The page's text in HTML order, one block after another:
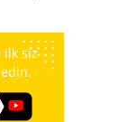
ilk siz